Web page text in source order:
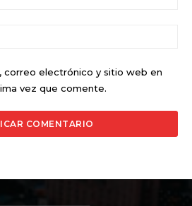
correo electrónico y sitio web en
vez que comente.